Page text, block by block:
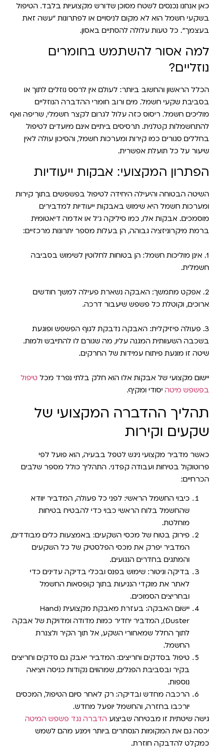
כאן אנחנו נכנסים לשטח מסוכן שדורש מקצועיות בלבד. הטיפול
בשקעי חשמל הוא לא מקום לניסויים או לפתרונות "עשה זאת
בעצמך". כל טעות עלולה להסתיים באסון.
למה אסור להשתמש בחומרים
נוזליים?
הכלל הראשון והחשוב ביותר: לעולם אין לרסס נוזלים לתוך או
בסביבת שקעי חשמל. מים ורוב חומרי ההדברה הנוזליים
מוליכים חשמל. ריסוס כזה עלול לגרום לקצר חשמלי, שריפה ואף
להתחשמלות קטלנית. תרסיסים ביתיים אינם מיועדים לטיפול
בחללים סגורים כמו קירות ומערכות חשמל, והסיכון עולה לאין
שיעור על כל תועלת אפשרית.
הפתרון המקצועי: אבקות ייעודיות
השיטה הבטוחה והיעילה היחידה לטיפול בפשפשים בתוך קירות
ומערכות חשמל היא שימוש באבקות ייעודיות למדבירים
מוסמכים. אבקות אלו, כמו סיליקה ג'ל או אדמה דיאטומית
ברמת מיקרוניזציה גבוהה, הן בעלות מספר יתרונות מרכזיים:
1. אינן מוליכות חשמל: הן בטוחות לחלוטין לשימוש בסביבה
חשמלית.
2. אפקט מתמשך: האבקה נשארת פעילה למשך חודשים
ארוכים, וקוטלת כל פשפש שיעבור דרכה.
3. פעולה פיזיקלית: האבקה נדבקת לגוף הפשפש ופוגעת
בשכבה השעוותית המגנה עליו, מה שגורם לו להתייבש ולמות.
שיטה זו מונעת פיתוח עמידות של החרקים.
יישום מקצועי של אבקות אלו הוא חלק בלתי נפרד מכל טיפול
בפשפש מיטה יסודי ומקיף.
תהליך ההדברה המקצועי של
שקעים וקירות
כאשר מדביר מקצועי ניגש לטפל בבעיה, הוא פועל לפי
פרוטוקול בטיחות ועבודה קפדני. התהליך כולל מספר שלבים
הכרחיים:
כיבוי החשמל הראשי: לפני כל פעולה, המדביר יוודא
שהחשמל בלוח הראשי כבוי כדי להבטיח בטיחות
מוחלטת.
פירוק בטוח של מכסי השקעים: באמצעות כלים מבודדים,
המדביר יפרק את מכסי הפלסטיק של כל השקעים
והמתגים בחדרים הנגועים.
בדיקה וניטור: שימוש בפנס ובכלי בדיקה עדינים כדי
לאתר את מוקדי הנגיעות בתוך קופסאות החשמל
ובחריצים הסמוכים.
יישום האבקה:
בעזרת מאבקת מקצועית (Hand
Duster), המדביר יחדיר כמות מדודה ומדויקת של אבקה
לתוך החלל שמאחורי השקע, אל תוך הקיר ולצנרת
החשמל.
טיפול בסדקים וחריצים: המדביר יאבק גם סדקים וחריצים
בקיר ובסביבת הפנלים, שמהווים נקודות כניסה ויציאה
נוספות.
הרכבה מחדש ובדיקה: רק לאחר סיום הטיפול, המכסים
יורכבו בחזרה, והחשמל יופעל מחדש.
גישה שיטתית זו מבטיחה שביצוע הדברה נגד פשפש המיטה
יכסה גם את המקומות הנסתרים ביותר וימנע מהם לשמש
כמקלט להדבקה חוזרת.